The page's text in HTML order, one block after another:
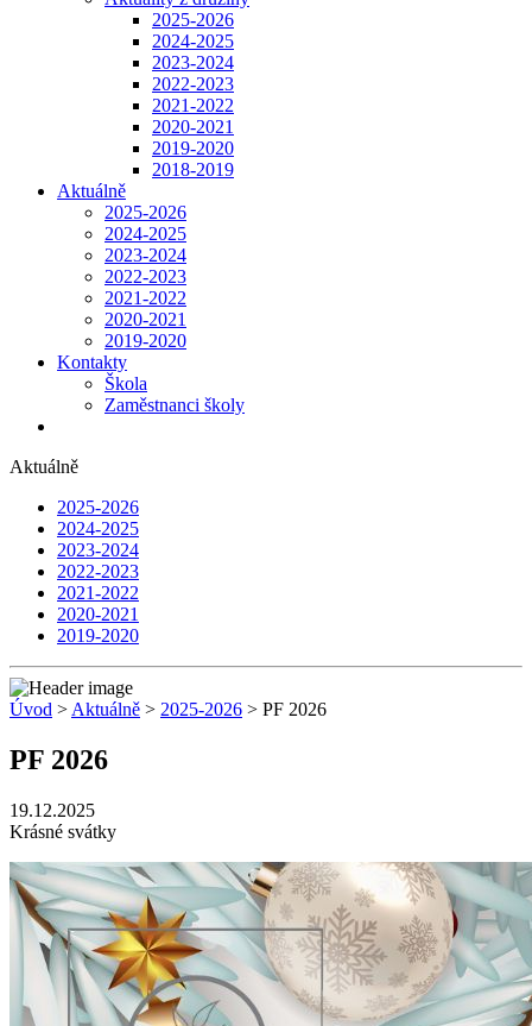
2025-2026
2024-2025
2023-2024
2022-2023
2021-2022
2020-2021
2019-2020
2018-2019
Aktuálně
2025-2026
2024-2025
2023-2024
2022-2023
2021-2022
2020-2021
2019-2020
Kontakty
Škola
Zaměstnanci školy
Aktuálně
2025-2026
2024-2025
2023-2024
2022-2023
2021-2022
2020-2021
2019-2020
Úvod > Aktuálně > 2025-2026 > PF 2026
PF 2026
19.12.2025
Krásné svátky